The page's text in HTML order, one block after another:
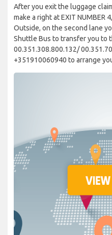
After you exit the luggage
make a right at EXIT NUMBER
Outside, on the second lane
Shuttle Bus to transfer you to
00.351.308.800.132/
+351910060940 to arrange